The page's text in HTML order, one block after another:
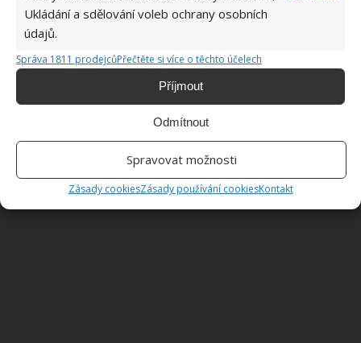
Ukládání a sdělování voleb ochrany osobních
údajů.
Správa 1811 prodejcůPřečtěte si více o těchto účelech
Příjmout
Odmítnout
Spravovat možnosti
Zásady cookiesZásady používání cookiesKontakt